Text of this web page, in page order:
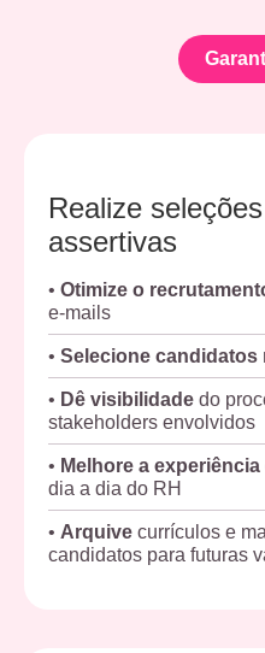
Realize
assertivas
• Otimize o
e-mails
• Selecione candidatos
• Dê visibilidade do
stakeholders envolvidos
• Melhore a experiência
dia a dia do RH
• Arquive currículos e
candidatos para futuras